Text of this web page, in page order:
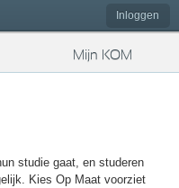
Mijn KOM
Inloggen
studie gaat, en studeren
Kies Op Maat voorziet